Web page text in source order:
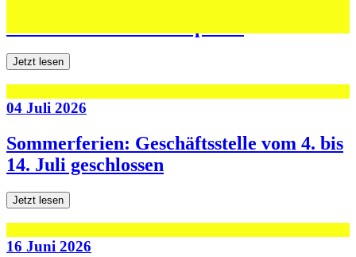
Jetzt lesen
04 Juli 2026
Sommerferien: Geschäftsstelle vom 4. bis
14. Juli geschlossen
Jetzt lesen
16 Juni 2026